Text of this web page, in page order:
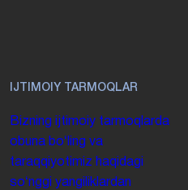
IJTIMOIY TARMOQLAR
Bizning ijtimoiy tarmoqlarda
obuna boʻling va
taraqqiyotimiz haqidagi
soʻnggi yangiliklardan